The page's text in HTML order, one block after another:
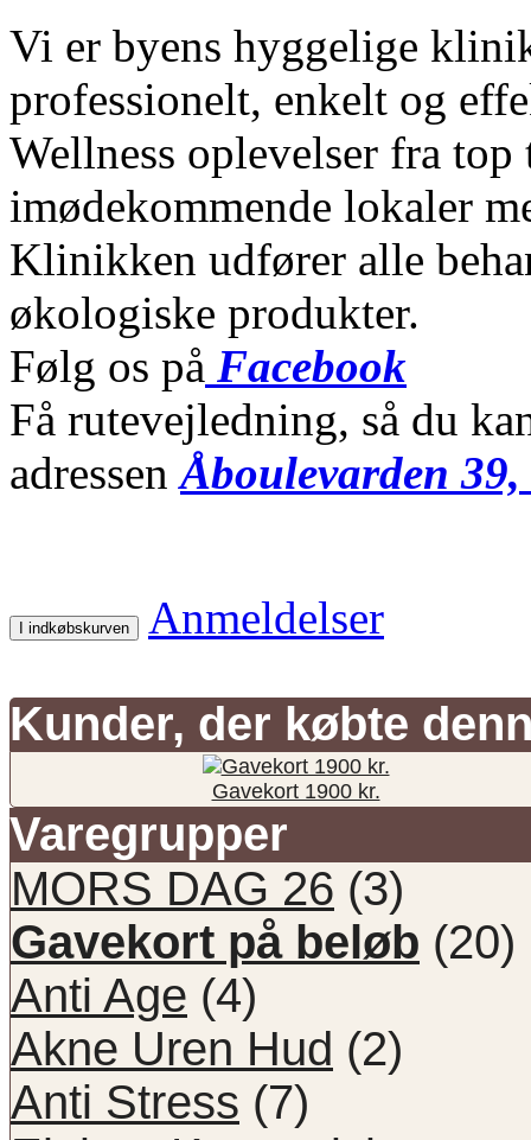
Vi er byens hyggelige
professionelt, enkelt og
Wellness oplevelser fra
imødekommende lokaler
Klinikken udfører alle
økologiske produkter.
Følg os på Facebook
Få rutevejledning, så du
adressenÅboulevarden
I indkøbskurven Anmeldelser
Kunder, der købte
Gavekort 1900 kr.
Varegrupper
MORS DAG 26 (3)
Gavekort på beløb (20)
Anti Age (4)
Akne Uren Hud (2)
Anti Stress (7)